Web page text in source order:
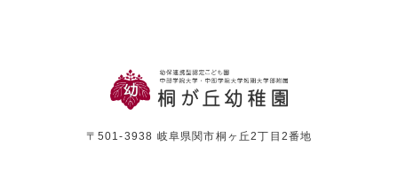
〒501-3938 岐阜県関市桐ヶ丘2丁目2番地